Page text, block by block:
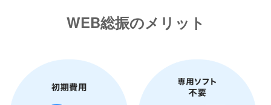
WEB総振のメリット